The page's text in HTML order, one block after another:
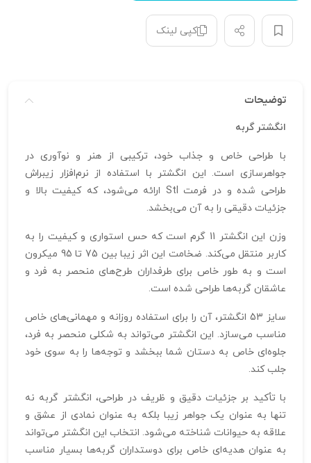
کپی لینک
توضیحات
انگشتر گربه
با طراحی خاص و جذاب خود، ترکیبی از هنر و نوآوری در
جواهرسازی است. این انگشتر با استفاده از نرم‌افزار زیبراش
طراحی شده و در فرمت Stl ارائه می‌شود، که کیفیت بالا و
جزئیات دقیقی را به آن می‌بخشد.
وزن این انگشتر 11 گرم است که حس استواری و کیفیت را به
کاربر منتقل می‌کند. ضخامت این اثر زیبا بین 75 تا 95 میکرون
است و به طور خاص برای طرفداران طرح‌های منحصر به فرد و
عاشقان گربه‌ها طراحی شده است.
سایز 53 انگشتر، آن را برای استفاده روزانه و مهمانی‌های خاص
مناسب می‌سازد. این انگشتر می‌تواند به شکلی منحصر به فرد،
جلوه‌ای خاص به دستان شما ببخشد و توجه‌ها را به سوی خود
جلب کند.
با تأکید بر جزئیات دقیق و ظریف در طراحی، انگشتر گربه نه
تنها به عنوان یک جواهر زیبا بلکه به عنوان نمادی از عشق و
علاقه به حیوانات شناخته می‌شود. انتخاب این انگشتر می‌تواند
به عنوان هدیه‌ای خاص برای دوستداران گربه‌ها بسیار مناسب